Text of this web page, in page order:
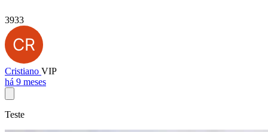
3933
Cristiano VIP
há 9 meses
Teste